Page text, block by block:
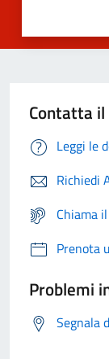
Contatta
Leggi le
Richiedi
Chiama
Prenota
Problemi
Segnala